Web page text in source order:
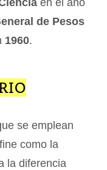
de Pesos
1960.
se emplean
como la
la diferencia